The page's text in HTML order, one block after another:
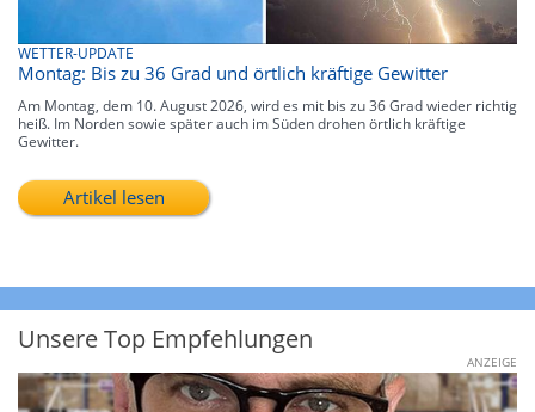
WETTER-UPDATE
Montag: Bis zu 36 Grad und örtlich kräftige Gewitter
Am Montag, dem 10. August 2026, wird es mit bis zu 36 Grad wieder richtig
heiß. Im Norden sowie später auch im Süden drohen örtlich kräftige
Gewitter.
Artikel lesen
Unsere Top Empfehlungen
ANZEIGE